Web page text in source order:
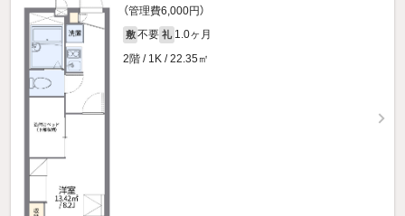
（管理費6,000円）
敷 不要 礼 1.0ヶ月
2階 / 1K / 22.35㎡